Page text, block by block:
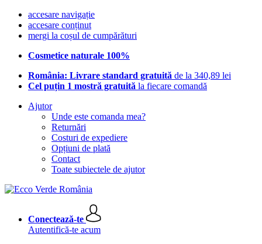
accesare navigație
accesare conținut
mergi la coșul de cumpărături
Cosmetice naturale 100%
România: Livrare standard gratuită de la 340,89 lei
Cel puțin 1 mostră gratuită la fiecare comandă
Ajutor
Unde este comanda mea?
Returnări
Costuri de expediere
Opțiuni de plată
Contact
Toate subiectele de ajutor
Conectează-te
Autentifică-te acum